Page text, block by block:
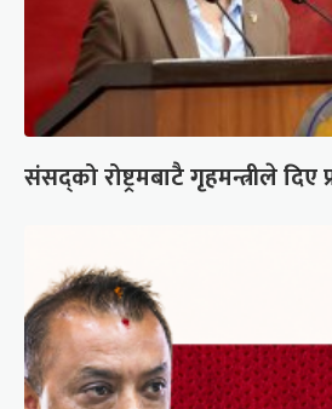
संसद्को रोष्ट्रमबाटै गृहमन्त्रीले दिए